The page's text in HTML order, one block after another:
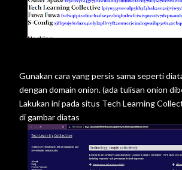
Gunakan cara yang persis sama seperti
dengan domain onion. (ada tulisan onion
Lakukan ini pada situs Tech Learning
di gambar diatas